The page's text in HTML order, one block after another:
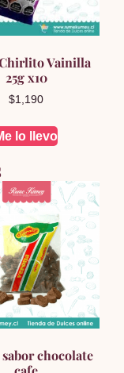
Vainilla
25g x10
$1,190
lo llevo
chocolate